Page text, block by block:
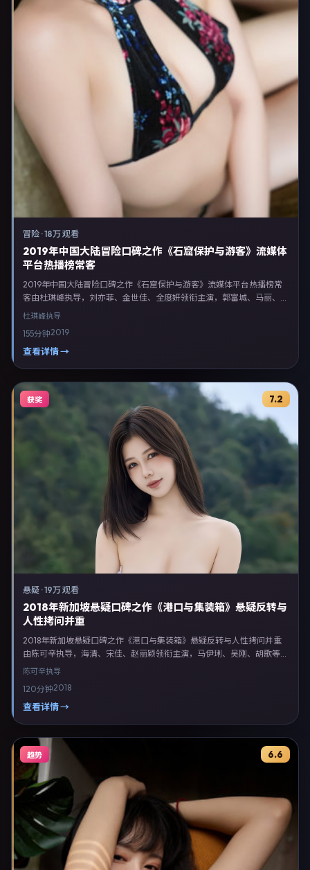
冒险 ·18万 观看
2019年中国大陆冒险口碑之作《石窟保护与游客》流媒体
平台热播榜常客
2019年中国大陆冒险口碑之作《石窟保护与游客》流媒体平台热播榜常
客由杜琪峰执导，刘亦菲、金世佳、全度妍领衔主演，郭富城、马丽、张
颂文等联合出演。剧情以冒险类型为主线，融合中国大陆本土叙事与人物
2019年12月28日完成中国大陆摄制与后期，同年季度档期内全渠道上线
与二轮放映。影片在节奏、摄影与配乐上强调沉浸体验，可作为片单推
杜琪峰执导
155分钟2019
查看详情 →
获奖 7.2
悬疑 ·19万 观看
2018年新加坡悬疑口碑之作《港口与集装箱》悬疑反转与
人性拷问并重
2018年新加坡悬疑口碑之作《港口与集装箱》悬疑反转与人性拷问并重
由陈可辛执导，海清、宋佳、赵丽颖领衔主演，马伊琍、吴刚、胡歌等联
合出演。剧情以悬疑类型为主线，融合新加坡本土叙事与人物弧光，适合
于新加坡主流院线上映，随后登陆流媒体与电视端。影片在节奏、摄影与
配乐上强调沉浸体验，可作为片单推荐、影评长文与专题策划的引用素
陈可辛执导
120分钟2018
查看详情 →
趋势 6.6